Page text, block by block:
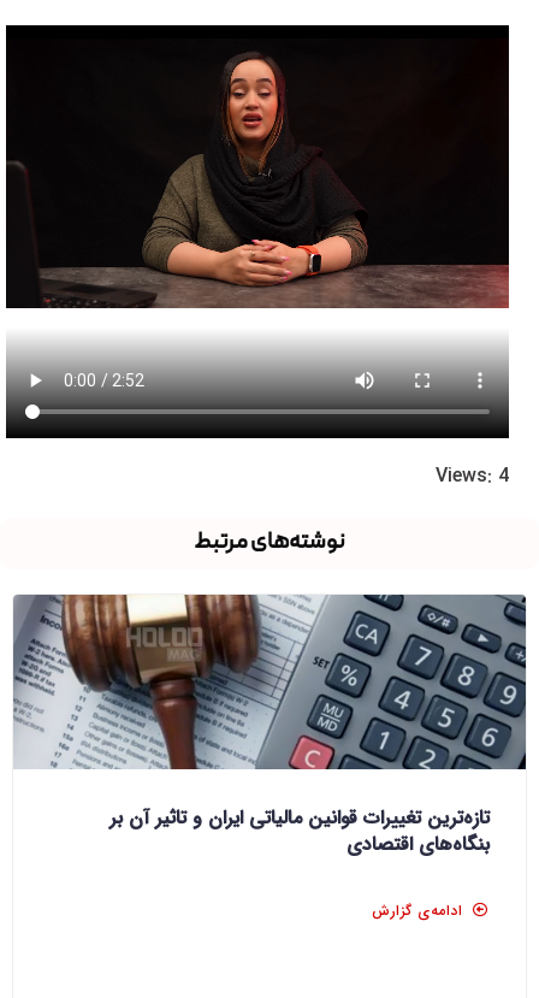
Views: 4
نوشته‌های مرتبط
تازه‌ترین تغییرات قوانین مالیاتی ایران و تاثیر آن بر
بنگاه‌های اقتصادی
ادامه‌ی گزارش